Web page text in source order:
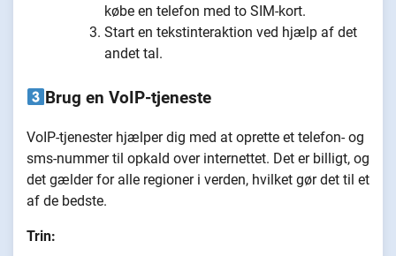
købe en telefon med to SIM-kort.
Start en tekstinteraktion ved hjælp af det
andet tal.
Brug en VoIP-tjeneste
VoIP-tjenester hjælper dig med at oprette et telefon- og
sms-nummer til opkald over internettet. Det er billigt, og
det gælder for alle regioner i verden, hvilket gør det til et
af de bedste.
Trin: